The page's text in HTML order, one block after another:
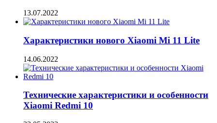
13.07.2022
Характеристики нового Xiaomi Mi 11 Lite
14.06.2022
Технические характеристики и особенности
Xiaomi Redmi 10